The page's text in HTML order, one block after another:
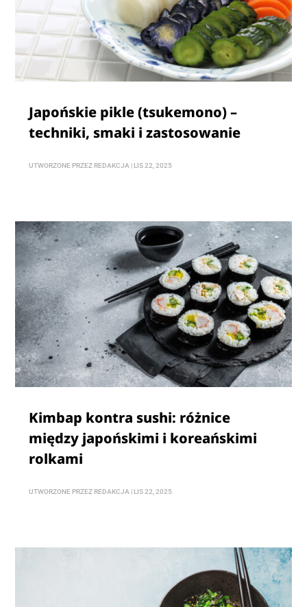
Japońskie pikle (tsukemono) –
techniki, smaki i zastosowanie
UTWORZONE PRZEZ REDAKCJA | LIS 22, 2025
Kimbap kontra sushi: różnice
między japońskimi i koreańskimi
rolkami
UTWORZONE PRZEZ REDAKCJA | LIS 22, 2025